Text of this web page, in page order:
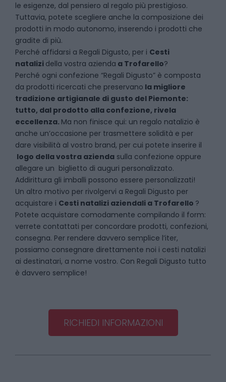
le esigenze, dal pensiero al regalo più prestigioso.
Tuttavia, potete scegliere anche la composizione dei
prodotti in modo autonomo, inserendo i prodotti che
gradite di più.
Perché affidarsi a Regali Digusto, per i Cesti
natalizi della vostra azienda a Trofarello?
Perché ogni confezione “Regali Digusto” è composta
da prodotti ricercati che preservano la migliore
tradizione artigianale di gusto del Piemonte:
tutto, dal prodotto alla confezione, rivela
eccellenza. Ma non finisce qui: un regalo natalizio è
anche un’occasione per trasmettere solidità e per
dare visibilità al vostro brand, per cui potete inserire il
logo della vostra azienda sulla confezione oppure
allegare un biglietto di auguri personalizzato.
Addirittura gli imballi possono essere personalizzati!
Un altro motivo per rivolgervi a Regali Digusto per
acquistare i Cesti natalizi aziendali a Trofarello ?
Potete acquistare comodamente compilando il form:
verrete contattati per concordare prodotti, confezioni,
consegna. Per rendere davvero semplice l’iter,
possiamo consegnare direttamente noi i cesti natalizi
ai destinatari, a nome vostro. Con Regali Digusto tutto
è davvero semplice!
RICHIEDI INFORMAZIONI